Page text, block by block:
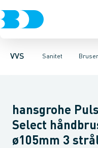
VVS Sanitet
Rør & fittings
Toiletter, sæder og
Håndbrusere
hansgrohe
Select
ø105mm 3